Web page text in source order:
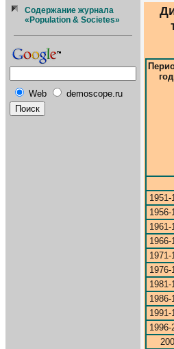
Содержание журнала
«Population & Societes»
Web demoscope.ru
1951-
1956-
1961-
1966-
1971-
1976-
1981-
1986-
1991-
1996-